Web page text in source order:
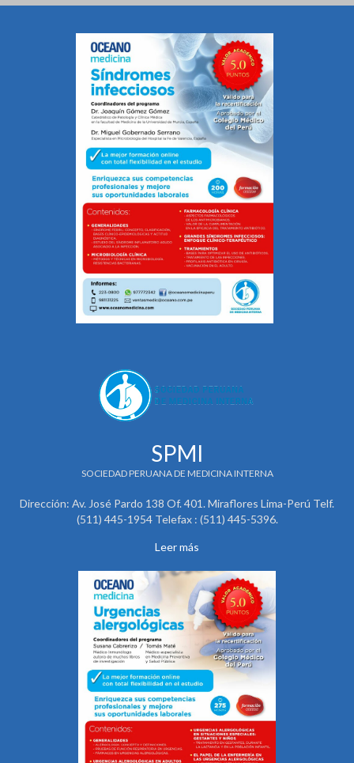
SPMI
SOCIEDAD PERUANA DE MEDICINA INTERNA
Dirección: Av. José Pardo 138 Of. 401. Miraflores Lima-Perú Telf.
(511) 445-1954 Telefax : (511) 445-5396.
Leer más